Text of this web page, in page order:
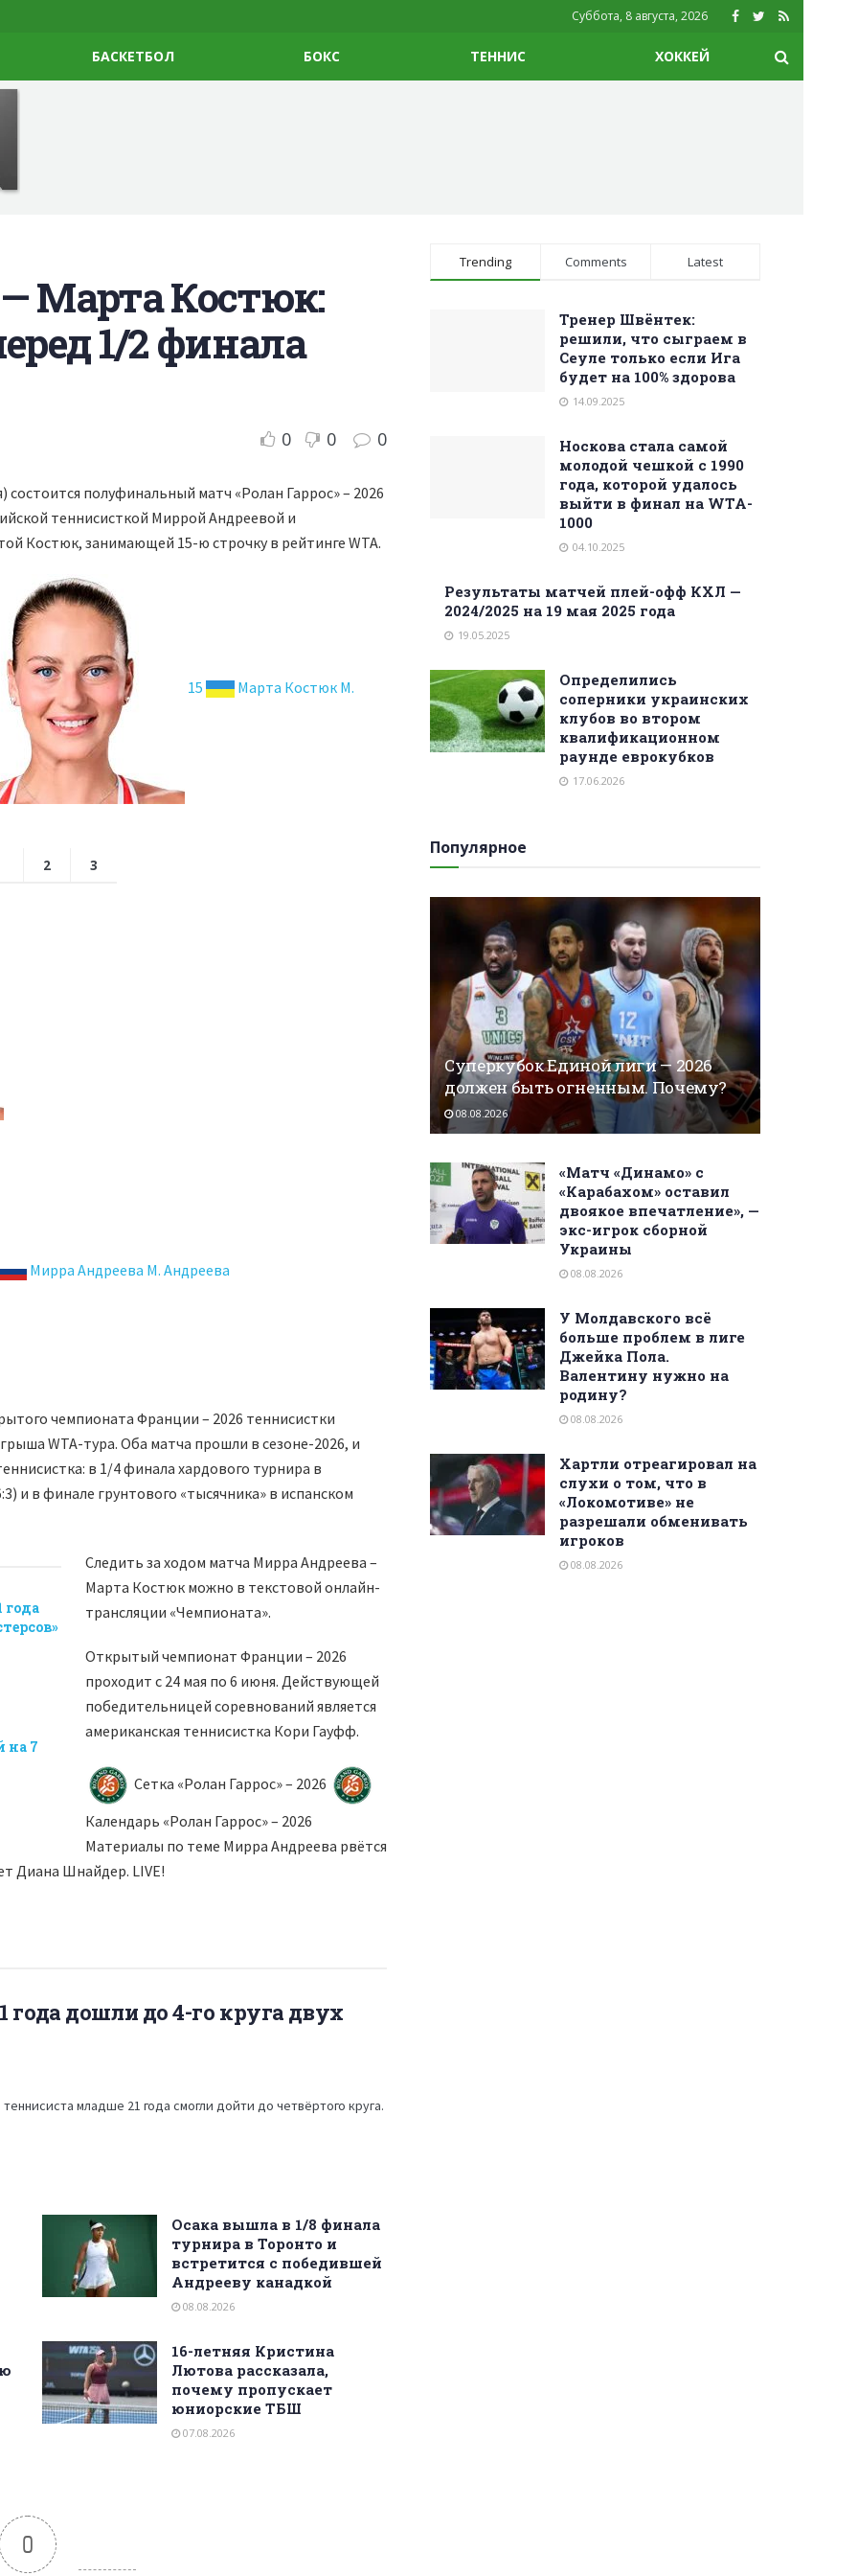
Суббота, 8 августа, 2026
БАСКЕТБОЛ БОКС ТЕННИС ХОККЕЙ
Марта Костюк:
1/2 финала
0 0 0
полуфинальный матч «Ролан Гаррос» – 2026
теннисисткой Миррой Андреевой и
Костюк, занимающей 15-ю строчку в рейтинге WTA.
15 Марта Костюк М.
2 3
Мирра Андреева М. Андреева
чемпионата Франции – 2026 теннисистки
WTA-тура. Оба матча прошли в сезоне-2026, и
в 1/4 финала хардового турнира в
и в финале грунтового «тысячника» в испанском
года
на 7
Следить за ходом матча Мирра Андреева –
Марта Костюк можно в текстовой онлайн-
трансляции «Чемпионата».
Открытый чемпионат Франции – 2026
проходит с 24 мая по 6 июня. Действующей
победительницей соревнований является
американская теннисистка Кори Гауфф.
Сетка «Ролан Гаррос» – 2026
Календарь «Ролан Гаррос» – 2026
Материалы по теме Мирра Андреева рвётся
Диана Шнайдер. LIVE!
года дошли до 4-го круга двух
младше 21 года смогли дойти до четвёртого круга.
Осака вышла в 1/8 финала
турнира в Торонто и
встретится с победившей
Андрееву канадкой
08.08.2026
16-летняя Кристина
Лютова рассказала,
почему пропускает
юниорские ТБШ
07.08.2026
0
Trending Comments Latest
Тренер Швёнтек:
решили, что сыграем в
Сеуле только если Ига
будет на 100% здорова
14.09.2025
Носкова стала самой
молодой чешкой с 1990
года, которой удалось
выйти в финал на WTA-
1000
04.10.2025
Результаты матчей плей-офф КХЛ —
2024/2025 на 19 мая 2025 года
19.05.2025
Определились
соперники украинских
клубов во втором
квалификационном
раунде еврокубков
17.06.2026
Популярное
Суперкубок Единой лиги — 2026
должен быть огненным. Почему?
08.08.2026
«Матч «Динамо» с
«Карабахом» оставил
двоякое впечатление», —
экс-игрок сборной
Украины
08.08.2026
У Молдавского всё
больше проблем в лиге
Джейка Пола.
Валентину нужно на
родину?
08.08.2026
Хартли отреагировал на
слухи о том, что в
«Локомотиве» не
разрешали обменивать
игроков
08.08.2026